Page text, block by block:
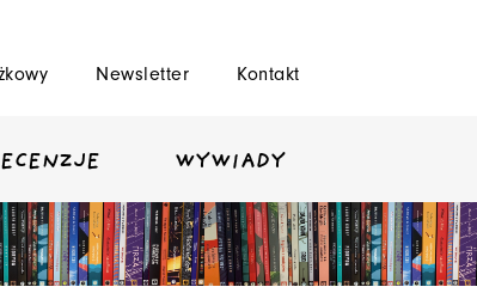
Newsletter Kontakt
WYWIADY